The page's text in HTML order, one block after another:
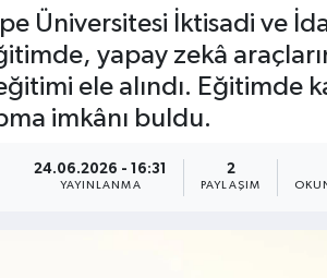
Üniversitesi İktisadi ve
yapay zekâ
ele alındı. Eğitimde
imkânı buldu.
24.06.2026 - 16:31
YAYINLANMA
2
PAYLAŞIM